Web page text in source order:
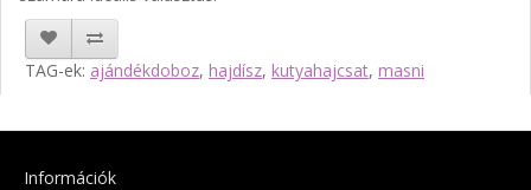
TAG-ek: ajándékdoboz, hajdísz, kutyahajcsat, masni
Információk